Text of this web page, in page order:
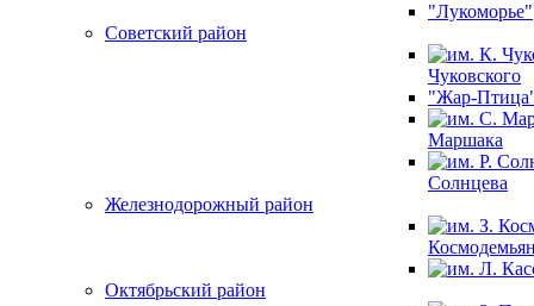
"Лукоморье"
Советский район
Чуковского
"Жар-
Маршака
Солнцева
Железнодорожный район
Октябрьский район